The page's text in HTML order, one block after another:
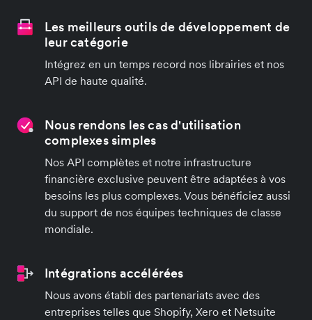
Les meilleurs outils de développement de
leur catégorie
Intégrez en un temps record nos librairies et nos
API de haute qualité.
Nous rendons les cas d'utilisation
complexes simples
Nos API complètes et notre infrastructure
financière exclusive peuvent être adaptées à vos
besoins les plus complexes. Vous bénéficiez aussi
du support de nos équipes techniques de classe
mondiale.
Intégrations accélérées
Nous avons établi des partenariats avec des
entreprises telles que Shopify, Xero et Netsuite